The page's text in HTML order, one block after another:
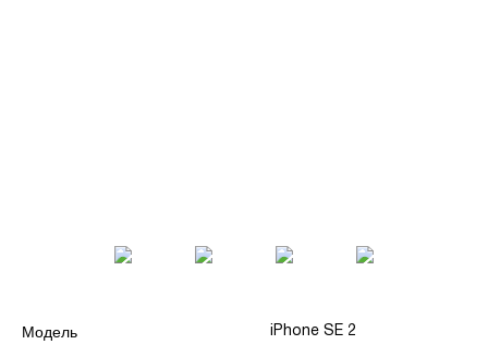
Модель iPhone SE 2